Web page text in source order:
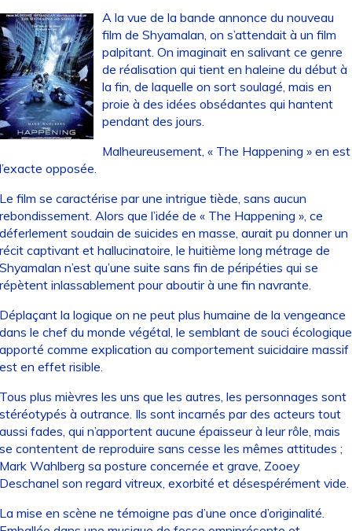
A la vue de la bande annonce du nouveau
film de Shyamalan, on s’attendait à un film
palpitant. On imaginait en salivant ce genre
de réalisation qui tient en haleine du début à
la fin, de laquelle on sort soulagé, mais en
proie à des idées obsédantes qui hantent
pendant des jours.
Malheureusement, « The Happening » en est
opposée.
film se caractérise par une intrigue tiède, sans aucun
Alors que l’idée de « The Happening », ce
soudain de suicides en masse, aurait pu donner un
captivant et hallucinatoire, le huitième long métrage de
n’est qu’une suite sans fin de péripéties qui se
inlassablement pour aboutir à une fin navrante.
la logique on ne peut plus humaine de la vengeance
le chef du monde végétal, le semblant de souci écologique
comme explication au comportement suicidaire massif
en effet risible.
plus mièvres les uns que les autres, les personnages sont
à outrance. Ils sont incarnés par des acteurs tout
fades, qui n’apportent aucune épaisseur à leur rôle, mais
contentent de reproduire sans cesse les mêmes attitudes ;
Wahlberg sa posture concernée et grave, Zooey
son regard vitreux, exorbité et désespérément vide.
mise en scène ne témoigne pas d’une once d’originalité.